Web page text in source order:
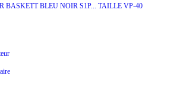
BASKETT BLEU NOIR S1P... TAILLE VP-40